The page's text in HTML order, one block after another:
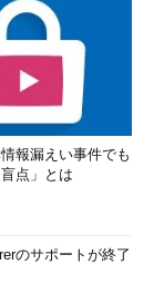
報漏えい事件でも
点」とは
のサポートが終了